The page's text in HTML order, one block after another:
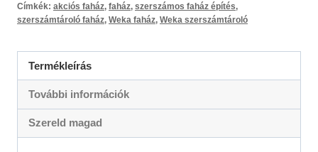
Címkék: akciós faház, faház, szerszámos faház építés,
szerszámtároló faház, Weka faház, Weka szerszámtároló
Termékleírás
További információk
Szereld magad